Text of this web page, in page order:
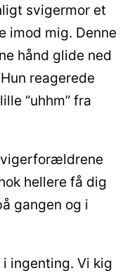
svigermor et
imod mig. Denne
hånd glide ned
reagerede
“uhhm” fra
hellere få dig
gangen og i
ingenting. Vi kig